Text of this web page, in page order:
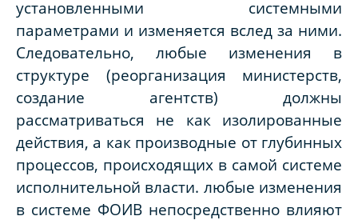
установленными системными
параметрами и изменяется вслед за ними.
Следовательно, любые изменения в
структуре (реорганизация министерств,
создание агентств) должны
рассматриваться не как изолированные
действия, а как производные от глубинных
процессов, происходящих в самой системе
исполнительной власти. любые изменения
в системе ФОИВ непосредственно влияют